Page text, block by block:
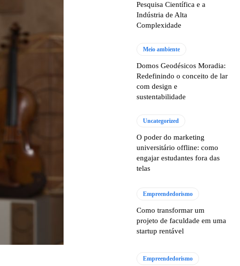
Pesquisa Científica e a
Indústria de Alta
Complexidade
Meio ambiente
Domos Geodésicos Moradia:
Redefinindo o conceito de lar
com design e
sustentabilidade
Uncategorized
O poder do marketing
universitário offline: como
engajar estudantes fora das
telas
Empreendedorismo
Como transformar um
projeto de faculdade em uma
startup rentável
Empreendedorismo